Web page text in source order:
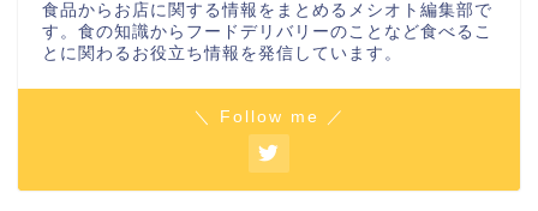
食品からお店に関する情報をまとめるメシオト編集部で
す。食の知識からフードデリバリーのことなど食べるこ
とに関わるお役立ち情報を発信しています。
＼ Follow me ／